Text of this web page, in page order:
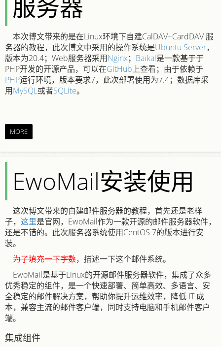
服务器
本次博文带来的是在Linux环境下自建CalDAV+CardDAV 服
务器的教程，此次博文中采用的操作系统是Ubuntu Server，
版本为20.4；Web服务器采用Nginx； Baïkal是一款基于于
PHP开发的开源产品，可以在GitHub上查看；由于依赖于
PHP运行环境，版本要求7，此次部署使用为7.4；数据库采
用MySQL或者SQLite。
MORE
EwoMail安装使用
这次博文带来的自建邮件服务器的教程，首先还是老样
子， 这里是官网，EwoMail作为一款开源的邮件服务器软件，
还是不错的。此次服务器系统使用CentOS 7的版本进行安
装。
为了填充一下字数，描述一下这个邮件系统。
EwoMail是基于Linux的开源邮件服务器软件，集成了众多
优秀稳定的组件，是一个快速部署、简单高效、多语言、安
全稳定的邮件解决方案，帮助你提升运维效率，降低 IT 成
本，兼容主流的邮件客户端，同时支持电脑和手机邮件客户
端。
集成组件